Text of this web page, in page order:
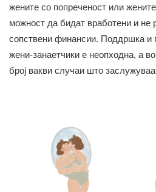
жените со попреченост или
можност да бидат вработени и не
сопствени финансии. Поддршка и
жени-занаетчики е неопходна, а
број вакви случаи што